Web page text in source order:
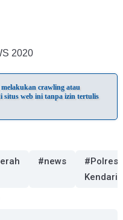
2020
crawling atau
situs web ini tanpa izin tertulis
#news
#Polres
Kendari